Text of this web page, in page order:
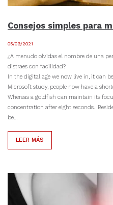
Consejos simples para
05/09/2021
¿A menudo olvidas el nombre de una
distraes con facilidad?
In the digital age we now live in, it can
Microsoft study, people now have a
Whereas a goldfish can maintain its
concentration after eight seconds.
be…
LEER MÁS